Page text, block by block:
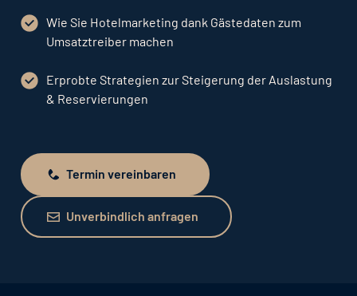
Wie Sie Hotelmarketing dank Gästedaten zum
Umsatztreiber machen
Erprobte Strategien zur Steigerung der Auslastung
& Reservierungen
Termin vereinbaren
Termin vereinbaren
Unverbindlich anfragen
Unverbindlich anfragen